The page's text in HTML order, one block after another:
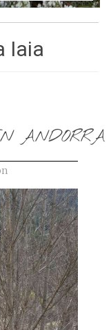
Iaia
ANDORRA